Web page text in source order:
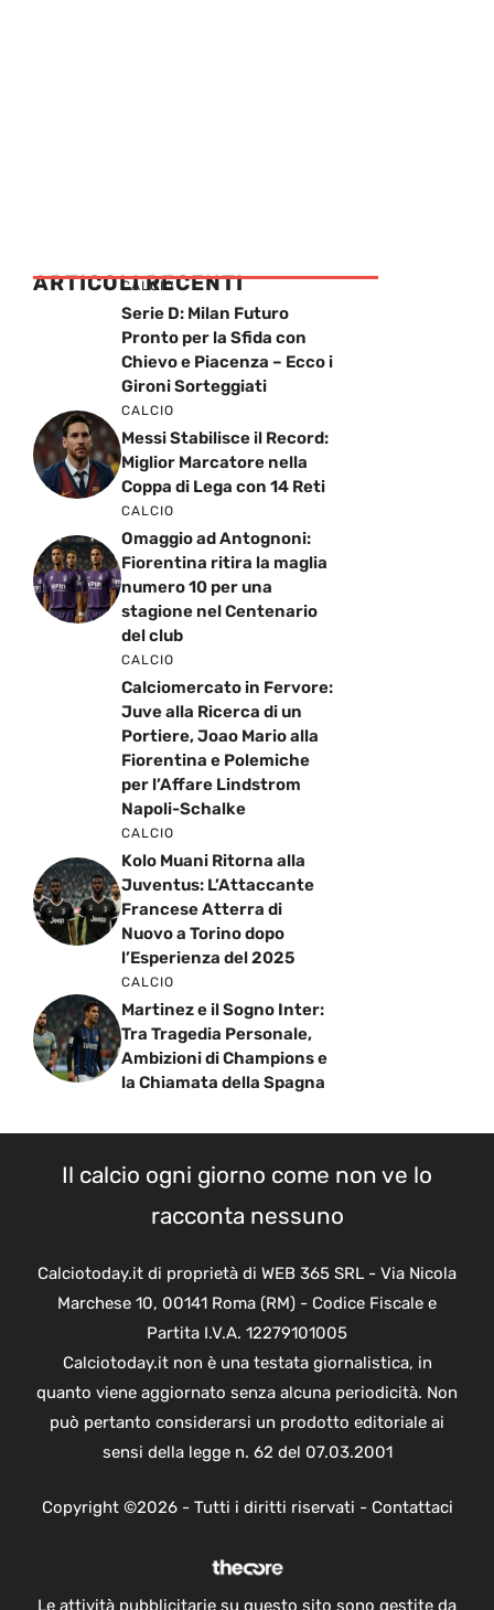
ARTICOLI RECENTI
CALCIO
Serie D: Milan Futuro
Pronto per la Sfida con
Chievo e Piacenza – Ecco i
Gironi Sorteggiati
CALCIO
Messi Stabilisce il Record:
Miglior Marcatore nella
Coppa di Lega con 14 Reti
CALCIO
Omaggio ad Antognoni:
Fiorentina ritira la maglia
numero 10 per una
stagione nel Centenario
del club
CALCIO
Calciomercato in Fervore:
Juve alla Ricerca di un
Portiere, Joao Mario alla
Fiorentina e Polemiche
per l’Affare Lindstrom
Napoli-Schalke
CALCIO
Kolo Muani Ritorna alla
Juventus: L’Attaccante
Francese Atterra di
Nuovo a Torino dopo
l’Esperienza del 2025
CALCIO
Martinez e il Sogno Inter:
Tra Tragedia Personale,
Ambizioni di Champions e
la Chiamata della Spagna
Il calcio ogni giorno come non ve lo
racconta nessuno
Calciotoday.it di proprietà di WEB 365 SRL - Via Nicola
Marchese 10, 00141 Roma (RM) - Codice Fiscale e
Partita I.V.A. 12279101005
Calciotoday.it non è una testata giornalistica, in
quanto viene aggiornato senza alcuna periodicità. Non
può pertanto considerarsi un prodotto editoriale ai
sensi della legge n. 62 del 07.03.2001
Copyright ©2026 - Tutti i diritti riservati - Contattaci
Le attività pubblicitarie su questo sito sono gestite da